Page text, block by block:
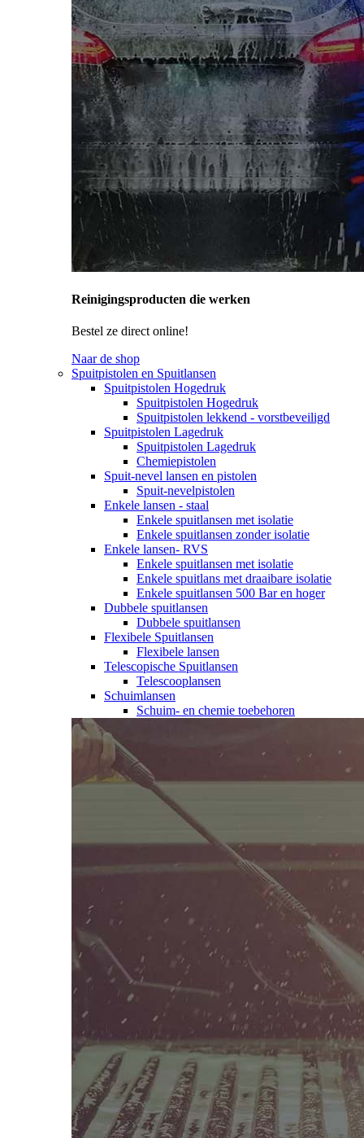
Reinigingsproducten die werken
Bestel ze direct online!
Naar de shop
Spuitpistolen en Spuitlansen
Spuitpistolen Hogedruk
Spuitpistolen Hogedruk
Spuitpistolen lekkend - vorstbeveiligd
Spuitpistolen Lagedruk
Spuitpistolen Lagedruk
Chemiepistolen
Spuit-nevel lansen en pistolen
Spuit-nevelpistolen
Enkele lansen - staal
Enkele spuitlansen met isolatie
Enkele spuitlansen zonder isolatie
Enkele lansen- RVS
Enkele spuitlansen met isolatie
Enkele spuitlans met draaibare isolatie
Enkele spuitlansen 500 Bar en hoger
Dubbele spuitlansen
Dubbele spuitlansen
Flexibele Spuitlansen
Flexibele lansen
Telescopische Spuitlansen
Telescooplansen
Schuimlansen
Schuim- en chemie toebehoren